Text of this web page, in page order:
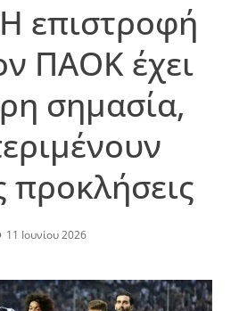
επιστροφή
ΠΑΟΚ έχει
σημασία,
προκλήσεις
11 Ιουνίου 2026